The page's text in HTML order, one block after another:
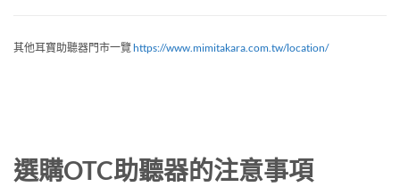
其他耳寶助聽器門市一覽https://www.mimitakara.com.tw/location/
選購OTC助聽器的注意事項